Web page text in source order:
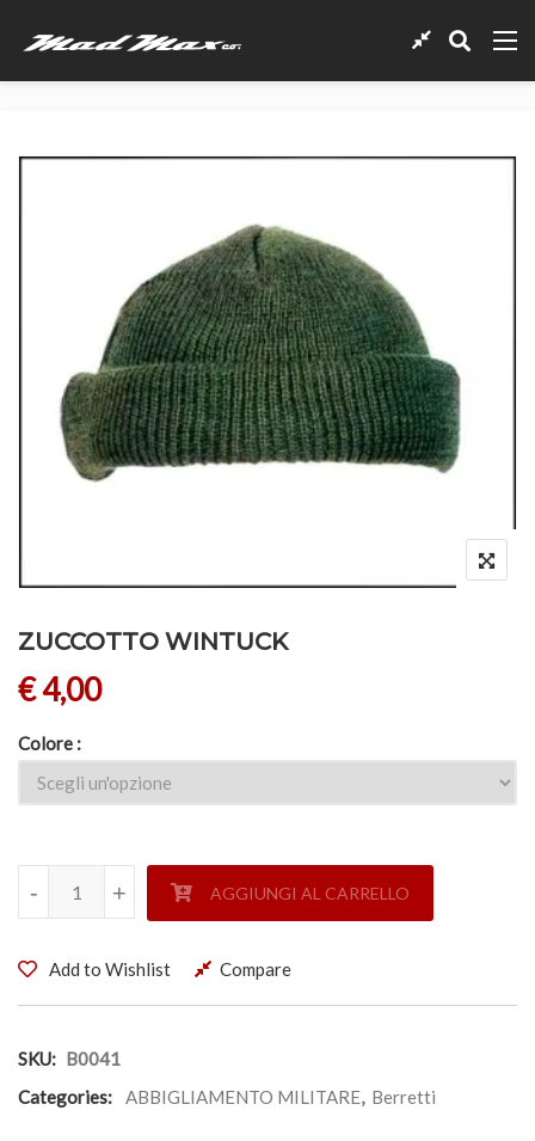
ZUCCOTTO WINTUCK
€4,00
Colore
ZUCCOTTO WINTUCK quantità
+
- +
- AGGIUNGI AL CARRELLO
Add to Wishlist Compare
SKU: B0041
Categories:
ABBIGLIAMENTO MILITARE, Berretti